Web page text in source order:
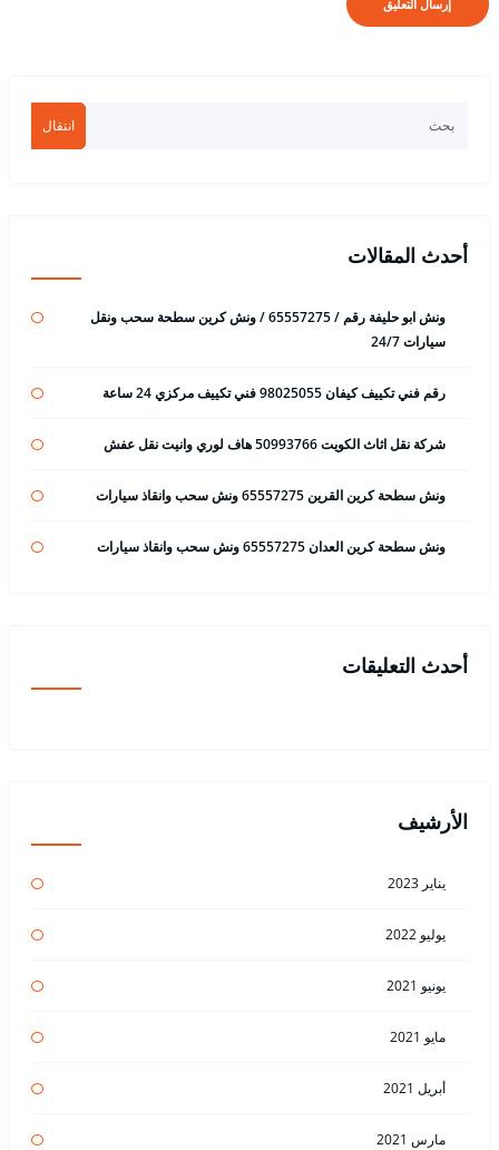
انتقال
أحدث المقالات
ونش ابو حليفة رقم / 65557275 / ونش كرين سطحة سحب ونقل
سيارات 24/7
رقم فني تكييف كيفان 98025055 فني تكييف مركزي 24 ساعة
شركة نقل اثاث الكويت 50993766 هاف لوري وانيت نقل عفش
ونش سطحة كرين القرين 65557275 ونش سحب وانقاذ سيارات
ونش سطحة كرين العدان 65557275 ونش سحب وانقاذ سيارات
أحدث التعليقات
الأرشيف
يناير 2023
يوليو 2022
يونيو 2021
مايو 2021
أبريل 2021
مارس 2021